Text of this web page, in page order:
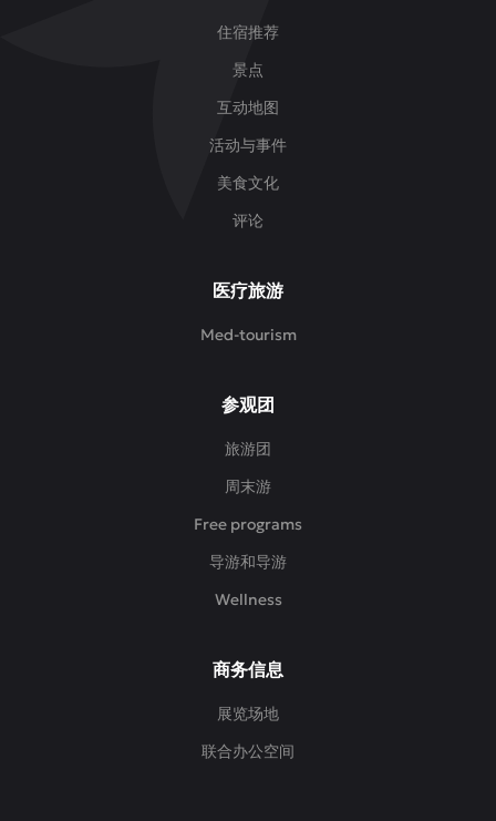
住宿推荐
景点
互动地图
活动与事件
美食文化
评论
医疗旅游
Med-tourism
参观团
旅游团
周末游
Free programs
导游和导游
Wellness
商务信息
展览场地
联合办公空间